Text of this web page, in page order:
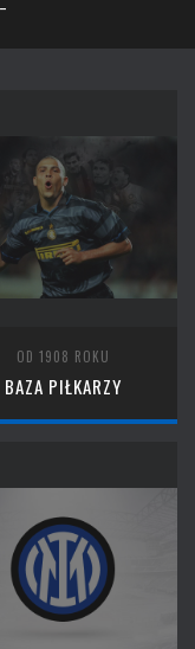
OD 1908 ROKU
BAZA PIŁKARZY